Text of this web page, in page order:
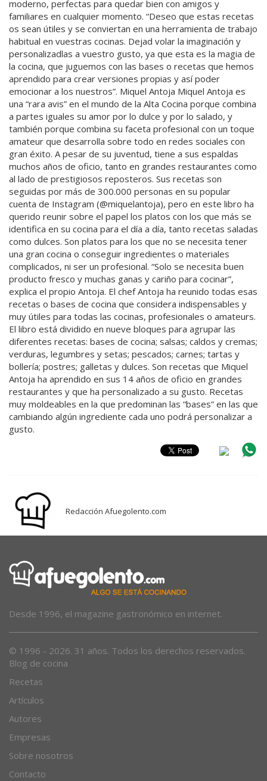
moderno, perfectas para quedar bien con amigos y
familiares en cualquier momento. “Deseo que estas recetas
os sean útiles y se conviertan en una herramienta de trabajo
habitual en vuestras cocinas. Dejad volar la imaginación y
personalizadlas a vuestro gusto, ya que esta es la magia de
la cocina, que juguemos con las bases o recetas que hemos
aprendido para crear versiones propias y así poder
emocionar a los nuestros”. Miquel Antoja Miquel Antoja es
una “rara avis” en el mundo de la Alta Cocina porque combina
a partes iguales su amor por lo dulce y por lo salado, y
también porque combina su faceta profesional con un toque
amateur que desarrolla sobre todo en redes sociales con
gran éxito. A pesar de su juventud, tiene a sus espaldas
muchos años de oficio, tanto en grandes restaurantes como
al lado de prestigiosos reposteros. Sus recetas son
seguidas por más de 300.000 personas en su popular
cuenta de Instagram (@miquelantoja), pero en este libro ha
querido reunir sobre el papel los platos con los que más se
identifica en su cocina para el día a día, tanto recetas saladas
como dulces. Son platos para los que no se necesita tener
una gran cocina o conseguir ingredientes o materiales
complicados, ni ser un profesional. “Solo se necesita buen
producto fresco y muchas ganas y cariño para cocinar”,
explica el propio Antoja. El chef Antoja ha reunido todas esas
recetas o bases de cocina que considera indispensables y
muy útiles para todas las cocinas, profesionales o amateurs.
El libro está dividido en nueve bloques para agrupar las
diferentes recetas: bases de cocina; salsas; caldos y cremas;
verduras, legumbres y setas; pescados; carnes; tartas y
bollería; postres; galletas y dulces. Son recetas que Miquel
Antoja ha aprendido en sus 14 años de oficio en grandes
restaurantes y que ha personalizado a su gusto. Recetas
muy moldeables en la que predominan las “bases” en las que
cambiando algún ingrediente cada uno podrá personalizar a
gusto.
Redacción Afuegolento.com
Desde 1996, el magazine gastronómico en internet.
© 1996 - 2026. 31 años. Todos los derechos reservados.
Blog de cocina
Recetas
Artículos
Autores
Empresas
Sobre nosotros
Contacto